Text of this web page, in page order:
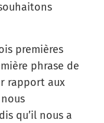
premières
phrase de
rapport aux
qu’il nous a